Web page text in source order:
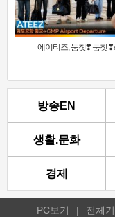
에이티즈, 둠칫❣️ 둠칫
방송EN
생활.문화
경제
PC보기 | 전체